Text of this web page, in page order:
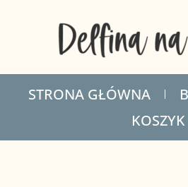
STRONA GŁÓWNA
KOSZYK